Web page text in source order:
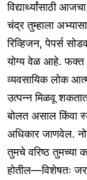
विद्यार्थ्यांसाठी
चंद्र तुम्हाला
रिव्हिजन, पेपर्स
योग्य वेळ आहे.
व्यवसायिक लोक
उत्पन्न मिळवू
बोलत असाल किंवा
अधिकार जाणवेल.
तुमचे वरिष्ठ तुमच्या
होतील—विशेषतः